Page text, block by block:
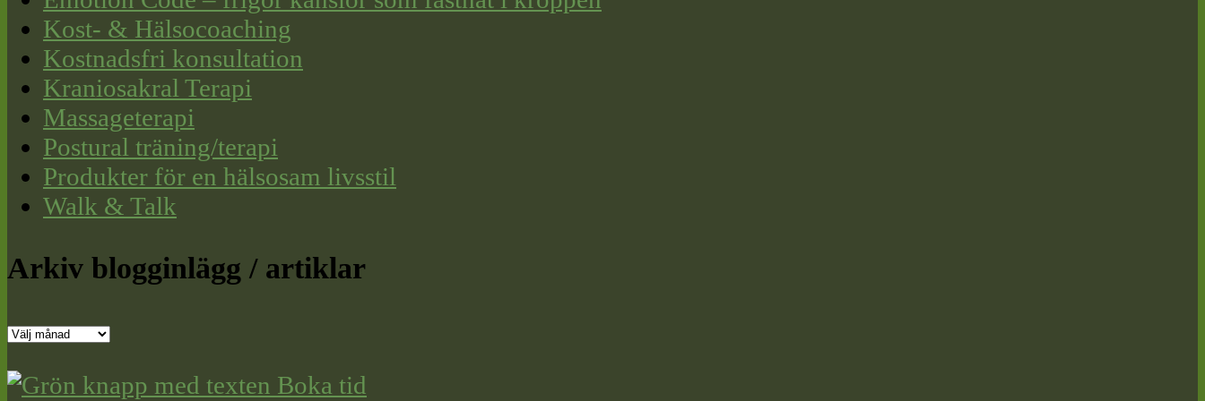
Kost- & Hälsocoaching
Kostnadsfri konsultation
Kraniosakral Terapi
Massageterapi
Postural träning/terapi
Produkter för en hälsosam livsstil
Walk & Talk
Arkiv blogginlägg / artiklar
Arkiv
/